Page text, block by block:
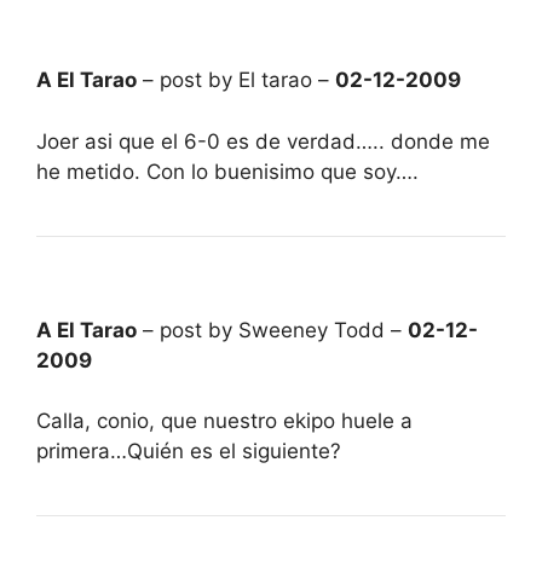
A El Tarao – post by El tarao – 02-12-2009
Joer asi que el 6-0 es de verdad….. donde me
he metido. Con lo buenisimo que soy….
A El Tarao – post by Sweeney Todd – 02-12-
2009
Calla, conio, que nuestro ekipo huele a
primera…Quién es el siguiente?